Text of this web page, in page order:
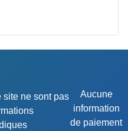
site ne sont pas
Aucune
information
de paiement